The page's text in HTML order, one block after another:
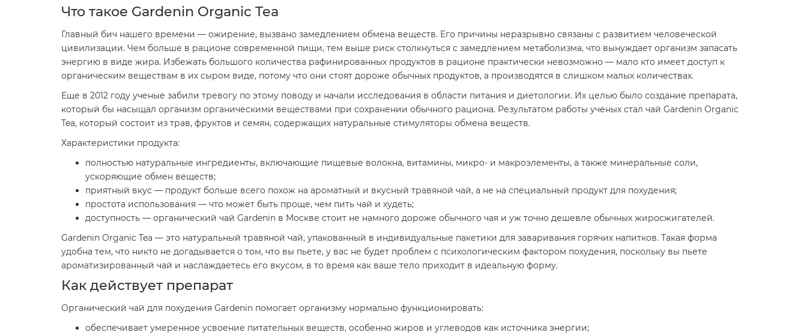
Что такое Gardenin Organic Tea
Главный бич нашего времени — ожирение, вызвано замедлением обмена веществ. Его причины неразрывно связаны с развитием человеческой
цивилизации. Чем больше в рационе современной пищи, тем выше риск столкнуться с замедлением метаболизма, что вынуждает организм запасать
энергию в виде жира. Избежать большого количества рафинированных продуктов в рационе практически невозможно — мало кто имеет доступ к
органическим веществам в их сыром виде, потому что они стоят дороже обычных продуктов, а производятся в слишком малых количествах.
Еще в 2012 году ученые забили тревогу по этому поводу и начали исследования в области питания и диетологии. Их целью было создание препарата,
который бы насыщал организм органическими веществами при сохранении обычного рациона. Результатом работы ученых стал чай Gardenin Organic
Tea, который состоит из трав, фруктов и семян, содержащих натуральные стимуляторы обмена веществ.
Характеристики продукта:
полностью натуральные ингредиенты, включающие пищевые волокна, витамины, микро- и макроэлементы, а также минеральные соли,
ускоряющие обмен веществ;
приятный вкус — продукт больше всего похож на ароматный и вкусный травяной чай, а не на специальный продукт для похудения;
простота использования — что может быть проще, чем пить чай и худеть;
доступность — органический чай Gardenin в Москве стоит не намного дороже обычного чая и уж точно дешевле обычных жиросжигателей.
Gardenin Organic Tea — это натуральный травяной чай, упакованный в индивидуальные пакетики для заваривания горячих напитков. Такая форма
удобна тем, что никто не догадывается о том, что вы пьете, у вас не будет проблем с психологическим фактором похудения, поскольку вы пьете
ароматизированный чай и наслаждаетесь его вкусом, в то время как ваше тело приходит в идеальную форму.
Как действует препарат
Органический чай для похудения Gardenin помогает организму нормально функционировать:
обеспечивает умеренное усвоение питательных веществ, особенно жиров и углеводов как источника энергии;